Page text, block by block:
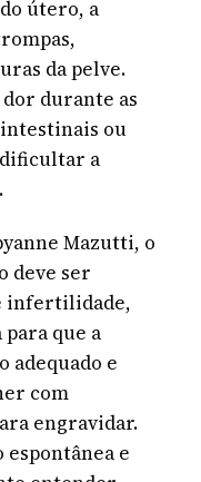
útero, a
da pelve.
durante as
ou
a
Mazutti, o
deve ser
infertilidade,
que a
adequado e
com
engravidar.
espontânea e